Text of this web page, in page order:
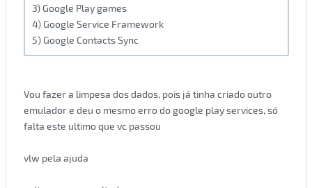
3) Google Play games
4) Google Service Framework
5) Google Contacts Sync
Vou fazer a limpesa dos dados, pois já tinha criado outro
emulador e deu o mesmo erro do google play services, só
falta este ultimo que vc passou
vlw pela ajuda